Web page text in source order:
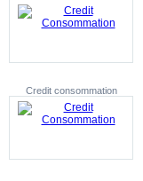
Credit consommation